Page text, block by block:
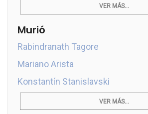
VER MÁS...
Murió
Rabindranath Tagore
Mariano Arista
Konstantín Stanislavski
VER MÁS...